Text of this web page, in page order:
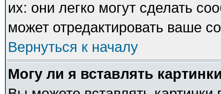
их: они легко могут сделать
может отредактировать ваше
Вернуться к началу
Могу ли я вставлять